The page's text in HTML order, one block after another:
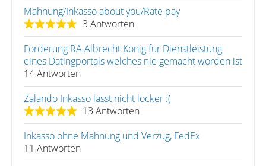
Mahnung/Inkasso about you/Rate pay
3 Antworten
Forderung RA Albrecht König für Dienstleistung
eines Datingportals welches nie gemacht worden ist
14 Antworten
Zalando Inkasso lässt nicht locker :(
13 Antworten
Inkasso ohne Mahnung und Verzug, FedEx
11 Antworten